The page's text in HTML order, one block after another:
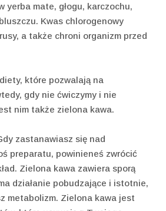
yerba mate, głogu, karczochu,
Kwas chlorogenowy
a także chroni organizm przed
które pozwalają na
gdy nie ćwiczymy i nie
nim także zielona kawa.
zastanawiasz się nad
preparatu, powinieneś zwrócić
Zielona kawa zawiera sporą
działanie pobudzające i istotnie,
metabolizm. Zielona kawa jest